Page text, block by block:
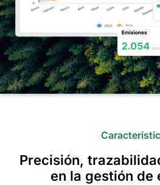
Precisión,
en la gestión de